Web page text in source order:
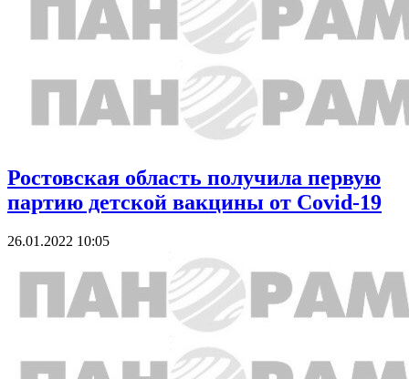
Ростовская область получила первую
партию детской вакцины от Covid-19
26.01.2022 10:05